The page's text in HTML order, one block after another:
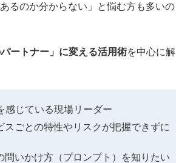
るのか分からない」と悩む方も多いの
ートナー」に変える活用術を中心に解
感じている現場リーダー
ごとの特性やリスクが把握できずに
いかけ方（プロンプト）を知りたい